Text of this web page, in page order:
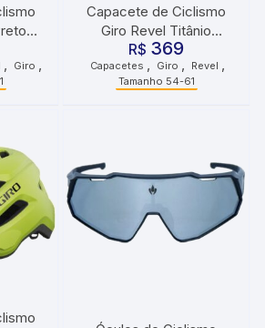
, Giro ,
Capacete de Ciclismo
Giro Revel Titânio
Branco
R$ 369
Capacetes , Giro , Revel ,
Tamanho 54-61